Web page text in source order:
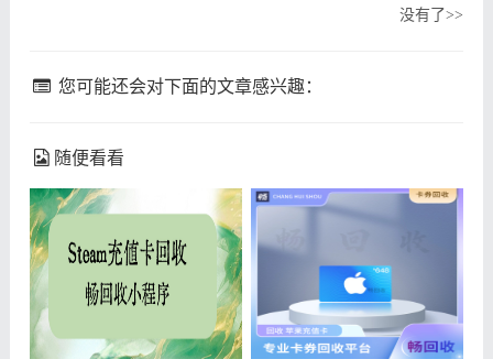
没有了>>
您可能还会对下面的文章感兴趣：
随便看看